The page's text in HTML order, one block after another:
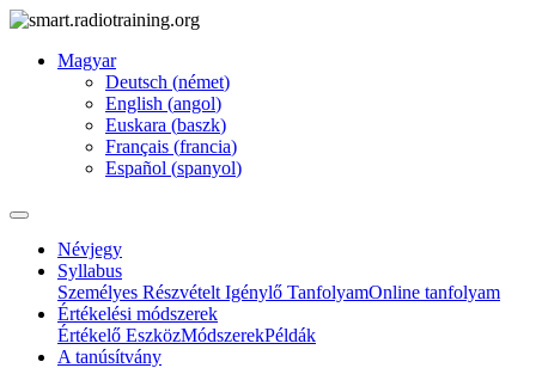
Magyar
Deutsch (német)
English (angol)
Euskara (baszk)
Français (francia)
Español (spanyol)
Névjegy
Syllabus
Személyes Részvételt Igénylő TanfolyamOnline tanfolyam
Értékelési módszerek
Értékelő EszközMódszerekPéldák
A tanúsítvány